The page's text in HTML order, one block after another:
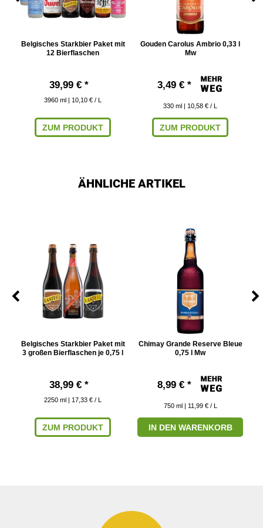
Belgisches Starkbier Paket mit
12 Bierflaschen
39,99 € *
3960 ml | 10,10 € / L
ZUM PRODUKT
Gouden Carolus Ambrio 0,33 l
Mw
3,49 € *
330 ml | 10,58 € / L
ZUM PRODUKT
ÄHNLICHE ARTIKEL
Belgisches Starkbier Paket mit
3 großen Bierflaschen je 0,75 l
38,99 € *
2250 ml | 17,33 € / L
ZUM PRODUKT
Chimay Grande Reserve Bleue
0,75 l Mw
8,99 € *
750 ml | 11,99 € / L
IN DEN WARENKORB